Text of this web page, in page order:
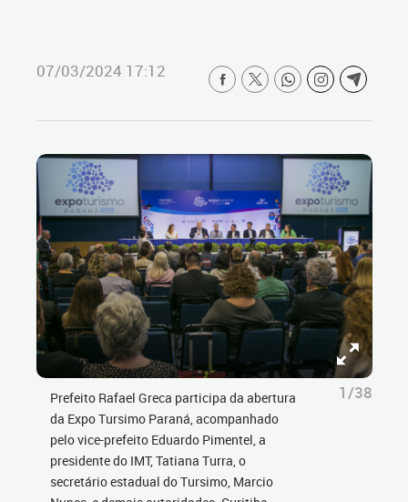
07/03/2024 17:12
Prefeito Rafael Greca participa da abertura
da Expo Tursimo Paraná, acompanhado
pelo vice-prefeito Eduardo Pimentel, a
presidente do IMT, Tatiana Turra, o
secretário estadual do Tursimo, Marcio
1/38